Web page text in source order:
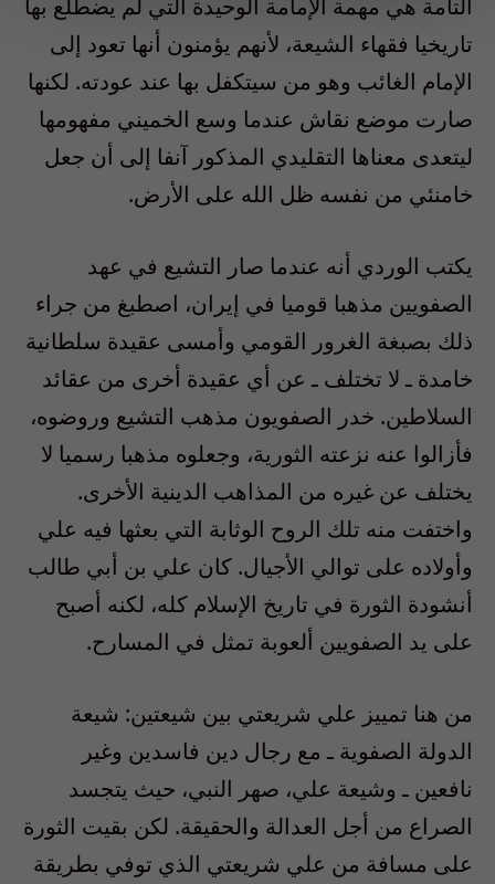
التامة هي مهمة الإمامة الوحيدة التي لم يضطلع بها
تاريخيا فقهاء الشيعة، لأنهم يؤمنون أنها تعود إلى
الإمام الغائب وهو من سيتكفل بها عند عودته. لكنها
صارت موضع نقاش عندما وسع الخميني مفهومها
ليتعدى معناها التقليدي المذكور آنفا إلى أن جعل
خامنئي من نفسه ظل الله على الأرض.
يكتب الوردي أنه عندما صار التشيع في عهد
الصفويين مذهبا قوميا في إيران، اصطبغ من جراء
ذلك بصبغة الغرور القومي وأمسى عقيدة سلطانية
خامدة ـ لا تختلف ـ عن أي عقيدة أخرى من عقائد
السلاطين. خدر الصفويون مذهب التشيع وروضوه،
فأزالوا عنه نزعته الثورية، وجعلوه مذهبا رسميا لا
يختلف عن غيره من المذاهب الدينية الأخرى.
واختفت منه تلك الروح الوثابة التي بعثها فيه علي
وأولاده على توالي الأجيال. كان علي بن أبي طالب
أنشودة الثورة في تاريخ الإسلام كله، لكنه أصبح
على يد الصفويين ألعوبة تمثل في المسارح.
من هنا تمييز علي شريعتي بين شيعتين: شيعة
الدولة الصفوية ـ مع رجال دين فاسدين وغير
نافعين ـ وشيعة علي، صهر النبي، حيث يتجسد
الصراع من أجل العدالة والحقيقة. لكن بقيت الثورة
على مسافة من علي شريعتي الذي توفي بطريقة